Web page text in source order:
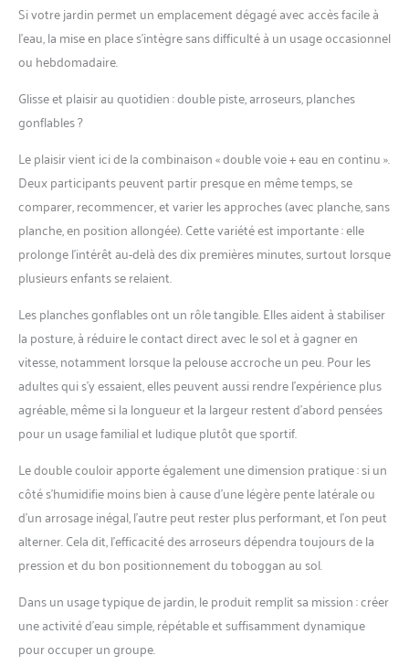
Si votre jardin permet un emplacement dégagé avec accès facile à
l’eau, la mise en place s’intègre sans difficulté à un usage occasionnel
ou hebdomadaire.
Glisse et plaisir au quotidien : double piste, arroseurs, planches
gonflables ?
Le plaisir vient ici de la combinaison « double voie + eau en continu ».
Deux participants peuvent partir presque en même temps, se
comparer, recommencer, et varier les approches (avec planche, sans
planche, en position allongée). Cette variété est importante : elle
prolonge l’intérêt au-delà des dix premières minutes, surtout lorsque
plusieurs enfants se relaient.
Les planches gonflables ont un rôle tangible. Elles aident à stabiliser
la posture, à réduire le contact direct avec le sol et à gagner en
vitesse, notamment lorsque la pelouse accroche un peu. Pour les
adultes qui s’y essaient, elles peuvent aussi rendre l’expérience plus
agréable, même si la longueur et la largeur restent d’abord pensées
pour un usage familial et ludique plutôt que sportif.
Le double couloir apporte également une dimension pratique : si un
côté s’humidifie moins bien à cause d’une légère pente latérale ou
d’un arrosage inégal, l’autre peut rester plus performant, et l’on peut
alterner. Cela dit, l’efficacité des arroseurs dépendra toujours de la
pression et du bon positionnement du toboggan au sol.
Dans un usage typique de jardin, le produit remplit sa mission : créer
une activité d’eau simple, répétable et suffisamment dynamique
pour occuper un groupe.